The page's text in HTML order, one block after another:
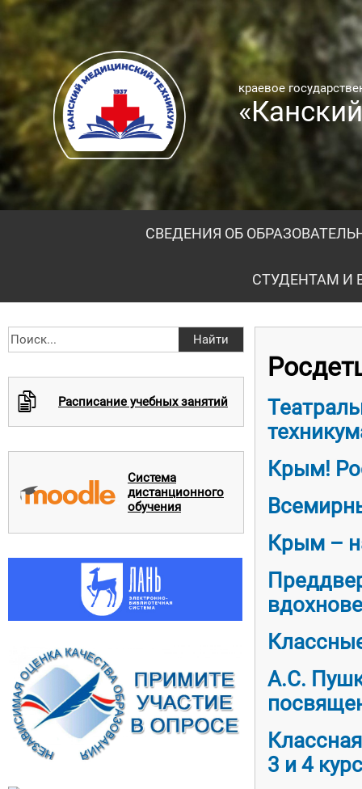
краевое
СВЕДЕНИЯ ОБ
СТУДЕНТАМ И
c Расписание учебных занятий
Система
дистанционного
обучения
Крым!
Крым –
А.С.
3 и 4